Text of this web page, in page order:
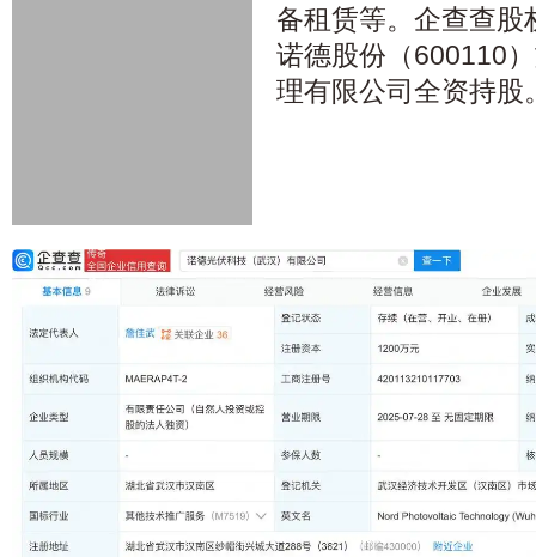
备租赁等。企查查股
诺德股份（600110
理有限公司全资持股